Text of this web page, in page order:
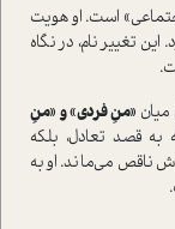
است. او هویت
تغییر نام، در نگاه
میان «منِ فردی» و «منِ
به قصد تعادل، بلکه
ناقص می‌ماند. او به